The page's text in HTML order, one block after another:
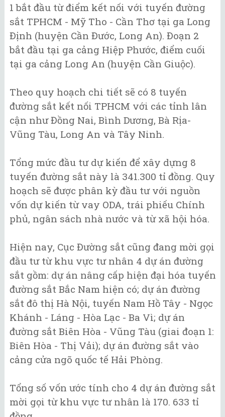
1 bắt đầu từ điểm kết nối với tuyến đường
sắt TPHCM - Mỹ Tho - Cần Thơ tại ga Long
Định (huyện Cần Đước, Long An). Đoạn 2
bắt đầu tại ga cảng Hiệp Phước, điểm cuối
tại ga cảng Long An (huyện Cần Giuộc).
Theo quy hoạch chi tiết sẽ có 8 tuyến
đường sắt kết nối TPHCM với các tỉnh lân
cận như Đồng Nai, Bình Dương, Bà Rịa-
Vũng Tàu, Long An và Tây Ninh.
Tổng mức đầu tư dự kiến để xây dựng 8
tuyến đường sắt này là 341.300 tỉ đồng. Quy
hoạch sẽ được phân kỳ đầu tư với nguồn
vốn dự kiến từ vay ODA, trái phiếu Chính
phủ, ngân sách nhà nước và từ xã hội hóa.
Hiện nay, Cục Đường sắt cũng đang mời gọi
đầu tư từ khu vực tư nhân 4 dự án đường
sắt gồm: dự án nâng cấp hiện đại hóa tuyến
đường sắt Bắc Nam hiện có; dự án đường
sắt đô thị Hà Nội, tuyến Nam Hồ Tây - Ngọc
Khánh - Láng - Hòa Lạc - Ba Vì; dự án
đường sắt Biên Hòa - Vũng Tàu (giai đoạn 1:
Biên Hòa - Thị Vải); dự án đường sắt vào
cảng cửa ngõ quốc tế Hải Phòng.
Tổng số vốn ước tính cho 4 dự án đường sắt
mời gọi từ khu vực tư nhân là 170. 633 tỉ